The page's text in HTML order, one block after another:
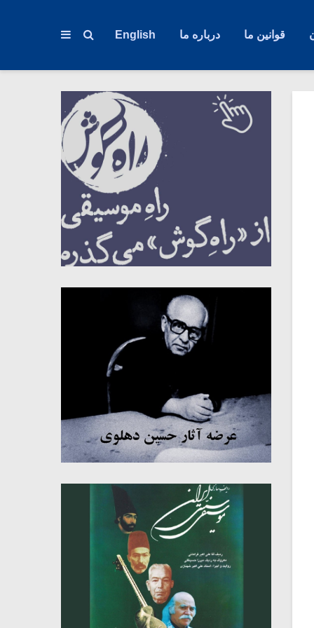
قوانین ما درباره ما English
میکلوش روژا